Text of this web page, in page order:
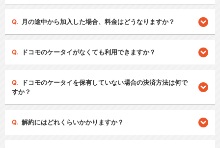
月の途中から加入した場合、料金はどうなりますか？
ドコモのケータイがなくても利用できますか？
ドコモのケータイを保有していない場合の決済方法は何で
すか？
解約にはどれくらいかかりますか？